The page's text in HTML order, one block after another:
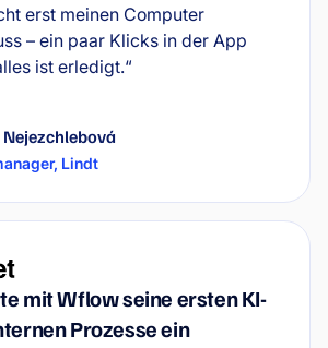
erst meinen Computer
– ein paar Klicks in der App
ist erledigt.“
, Lindt
mit Wflow seine ersten KI-
Prozesse ein